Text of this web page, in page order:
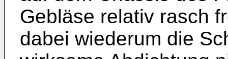
Gebläse re­lativ rasch
dabei wiederum die